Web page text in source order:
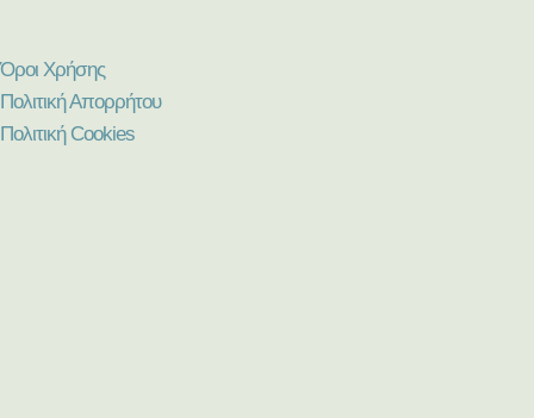
Όροι Χρήσης
Πολιτική Απορρήτου
Πολιτική Cookies